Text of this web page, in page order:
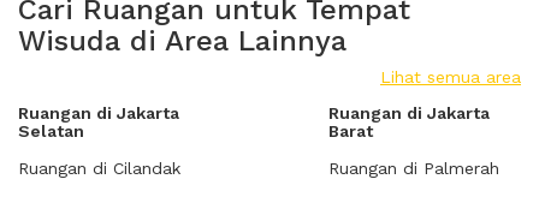
Cari Ruangan untuk Tempat
Wisuda di Area Lainnya
Lihat semua area
Ruangan di Jakarta
Selatan
Ruangan di Cilandak
Ruangan di Jakarta
Barat
Ruangan di Palmerah